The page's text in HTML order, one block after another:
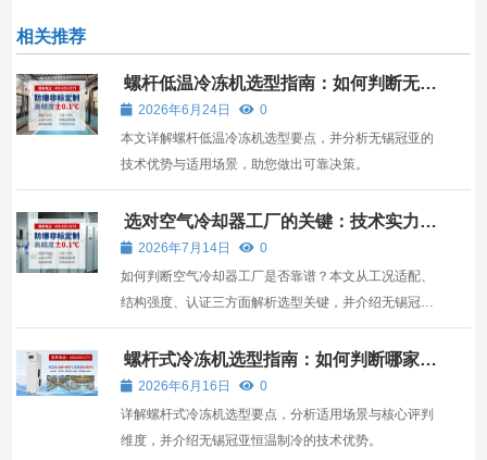
相关推荐
螺杆低温冷冻机选型指南：如何判断无锡
冠亚是否靠谱？
2026年6月24日
0
本文详解螺杆低温冷冻机选型要点，并分析无锡冠亚的
技术优势与适用场景，助您做出可靠决策。
选对空气冷却器工厂的关键：技术实力与
工况适配性解析
2026年7月14日
0
如何判断空气冷却器工厂是否靠谱？本文从工况适配、
结构强度、认证三方面解析选型关键，并介绍无锡冠亚
恒温制冷的技术特点与适用场景。
螺杆式冷冻机选型指南：如何判断哪家公
司更可靠？
2026年6月16日
0
详解螺杆式冷冻机选型要点，分析适用场景与核心评判
维度，并介绍无锡冠亚恒温制冷的技术优势。